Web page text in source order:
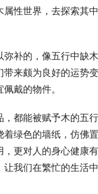
性世界，去探索其
补的，像五行中缺
带来颇为良好的运势变
戴的物件。
都能被赋予木的五
绿色的墙纸，仿佛
，更对人的身心健康
让我们在繁忙的生活